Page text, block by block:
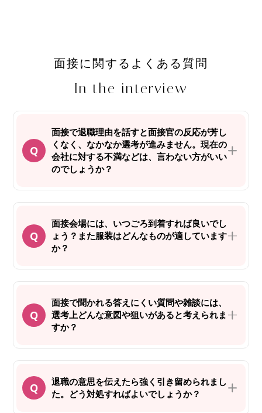
面接に関するよくある質問
In the interview
面接で退職理由を話すと面接官の反応が芳し
くなく、なかなか選考が進みません。現在の
会社に対する不満などは、言わない方がいい
のでしょうか？
面接会場には、いつごろ到着すれば良いでし
ょう？また服装はどんなものが適しています
か？
面接で聞かれる答えにくい質問や雑談には、
選考上どんな意図や狙いがあると考えられま
すか？
退職の意思を伝えたら強く引き留められまし
た。どう対処すればよいでしょうか？